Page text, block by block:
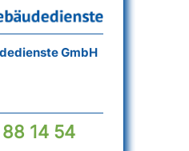
GmbH
14 54